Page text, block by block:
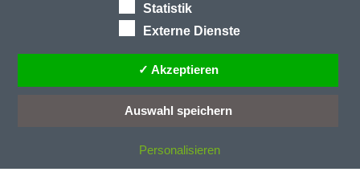
Statistik
Externe Dienste
✓ Akzeptieren
Auswahl speichern
Personalisieren